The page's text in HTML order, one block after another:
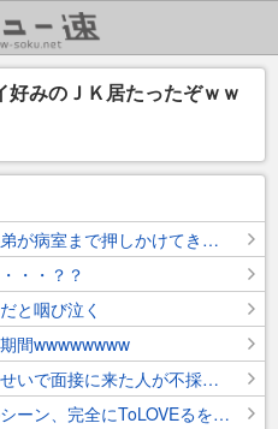
長女を出産した日に義両親と義弟が病室まで押しかけてきた。私(非常識すぎ…いつか復讐してやる)→義父が亡くなった時、当時の話になり…まさかの私の記憶違いだった(汗
・・？？
と咽び泣く
間wwwwwwww
人事担当だけど私の案内ミスのせいで面接に来た人が不採用になっちゃった。この件を笑い話にしてる他の人事にはとても本当の事は言えないよ…
『ゆらぎ荘の幽奈さん』のこのシーン、完全にToLOVEるを超えてたよなｗｗｗｗｗｗ
好みのＪＫ居たったぞｗｗ